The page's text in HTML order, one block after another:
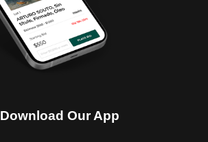
Download Our App